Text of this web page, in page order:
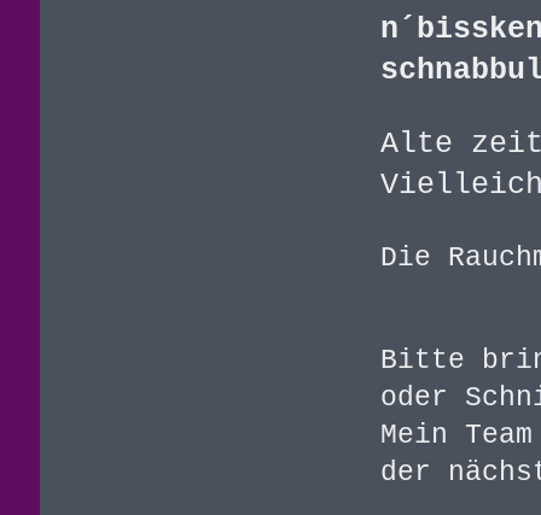
Alte
Die
Bitte
oder
Mein
der